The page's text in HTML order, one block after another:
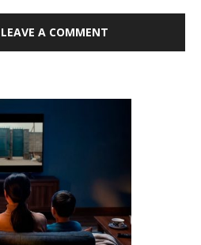
A COMMENT